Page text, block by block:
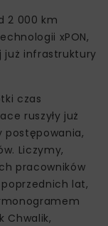
2 000 km
xPON,
już infrastruktury
czas
ruszyły już
postępowania,
Liczymy,
pracowników
lat,
Chwalik,